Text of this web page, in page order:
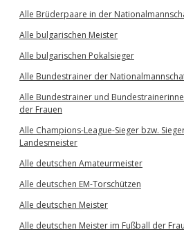
Alle Brüderpaare in der
Alle bulgarischen Meister
Alle bulgarischen Pokalsieger
Alle Bundestrainer der
Alle Bundestrainer und
der Frauen
Alle Champions-League-Sieger bzw.
Landesmeister
Alle deutschen Amateurmeister
Alle deutschen EM-Torschützen
Alle deutschen Meister
Alle deutschen Meister im Fußball der